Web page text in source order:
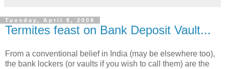
Tuesday, April 8, 2008
Termites feast on Bank Deposit Vault...
From a conventional belief in India (may be elsewhere too),
the bank lockers (or vaults if you wish to call them) are the